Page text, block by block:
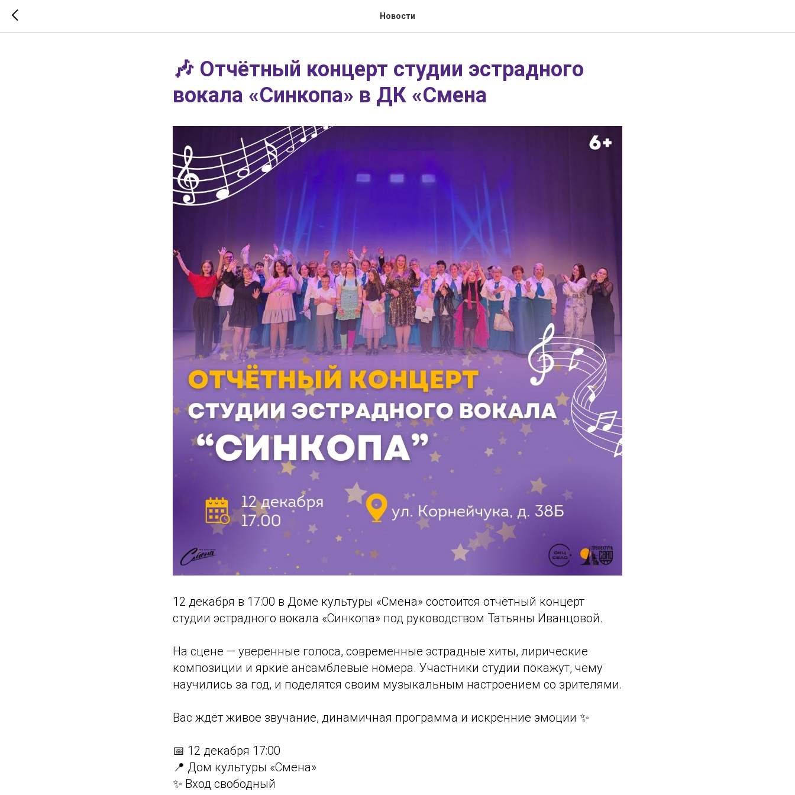
Новости
🎶 Отчётный концерт студии эстрадного
вокала «Синкопа» в ДК «Смена
12 декабря в 17:00 в Доме культуры «Смена» состоится отчётный концерт
студии эстрадного вокала «Синкопа» под руководством Татьяны Иванцовой.
На сцене — уверенные голоса, современные эстрадные хиты, лирические
композиции и яркие ансамблевые номера. Участники студии покажут, чему
научились за год, и поделятся своим музыкальным настроением со зрителями.
Вас ждёт живое звучание, динамичная программа и искренние эмоции ✨
📅 12 декабря 17:00
📍 Дом культуры «Смена»
✨ Вход свободный